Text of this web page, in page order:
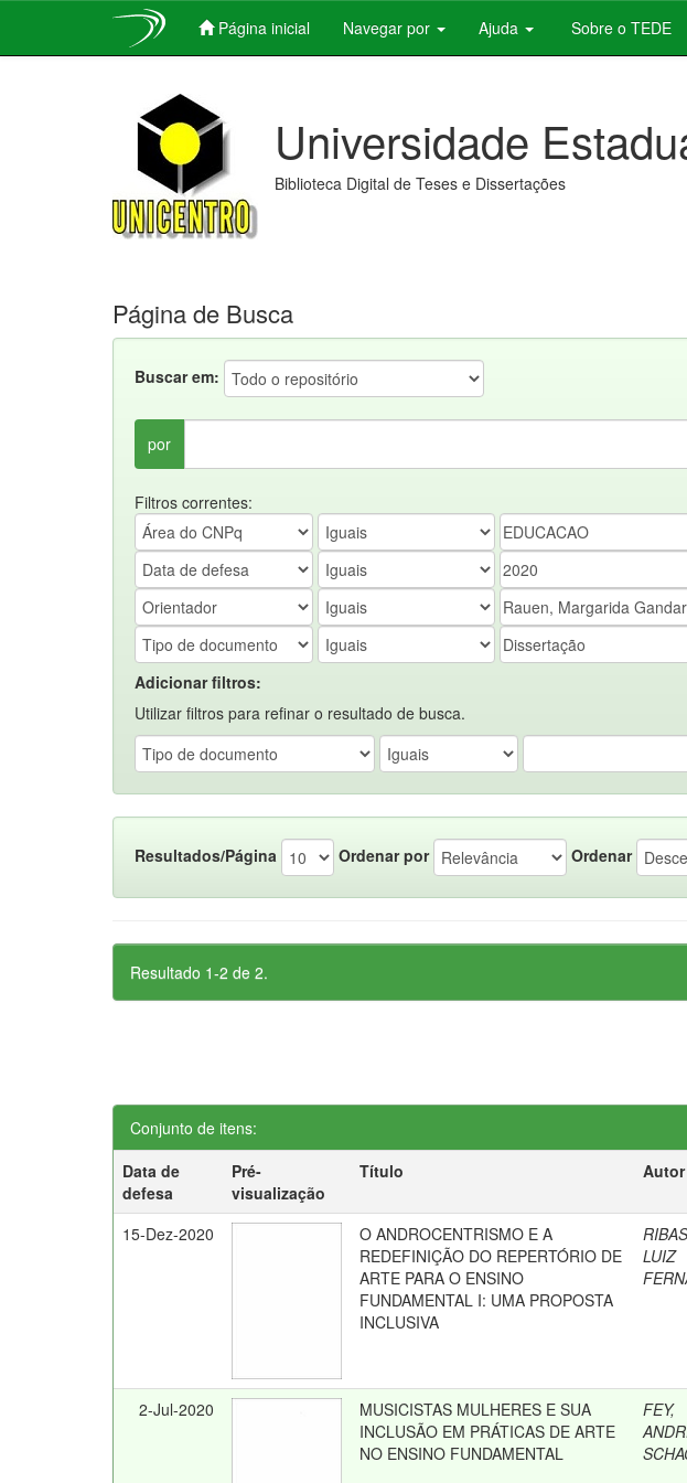
Página inicial Navegar por Ajuda Sobre o TEDE
Universidade
Biblioteca Digital de Teses e Dissertações
Página de Busca
Buscar em:
por
Filtros correntes:
Adicionar filtros:
Utilizar filtros para refinar o resultado de busca.
Resultados/Página Ordenar por Ordenar
Resultado 1-2 de 2.
Conjunto de itens:
Data de
defesa
Pré-
visualização
Título Autor
15-Dez-2020
O ANDROCENTRISMO E A
REDEFINIÇÃO DO REPERTÓRIO DE
ARTE PARA O ENSINO
FUNDAMENTAL I: UMA PROPOSTA
INCLUSIVA
LUIZ
2-Jul-2020
MUSICISTAS MULHERES E SUA
INCLUSÃO EM PRÁTICAS DE ARTE
NO ENSINO FUNDAMENTAL
FEY,